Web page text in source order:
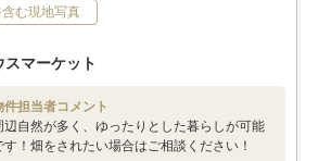
む現地写真
マーケット
件担当者コメント
辺自然が多く、ゆったりとした暮らしが可能
す！畑をされたい場合はご相談ください！